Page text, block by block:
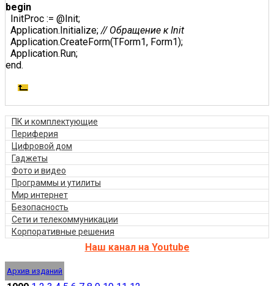
begin
InitProc := @Init;
Application.Initialize; // Обращение к Init
Application.CreateForm(TForm1, Form1);
Application.Run;
end.
ПК и комплектующие
Периферия
Цифровой дом
Гаджеты
Фото и видео
Программы и утилиты
Мир интернет
Безопасность
Сети и телекоммуникации
Корпоративные решения
Наш канал на Youtube
Архив изданий